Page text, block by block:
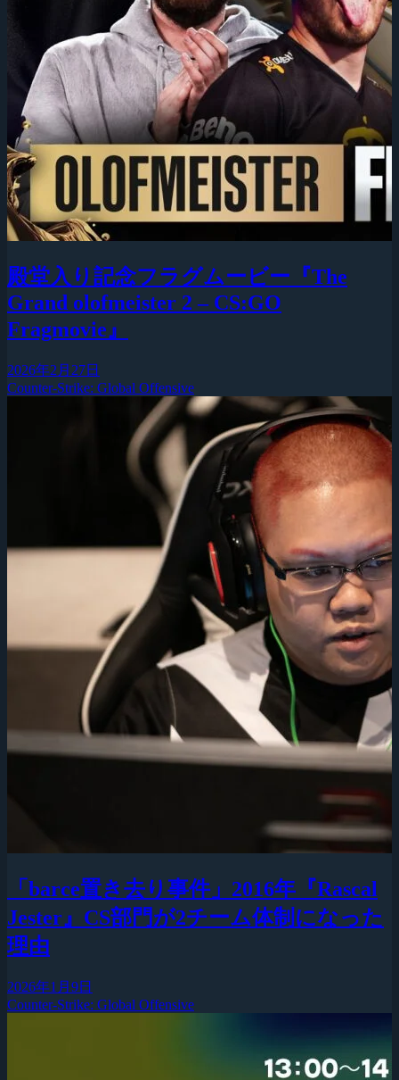
殿堂入り記念フラグムービー『The
Grand olofmeister 2 – CS:GO
Fragmovie』
2026年2月27日
Counter-Strike: Global Offensive
「barce置き去り事件」2016年『Rascal
Jester』CS部門が2チーム体制になった
理由
2026年1月9日
Counter-Strike: Global Offensive